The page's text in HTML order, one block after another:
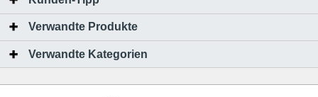
Verwandte Produkte
Verwandte Kategorien